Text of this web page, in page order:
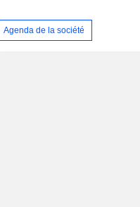
Agenda de la société